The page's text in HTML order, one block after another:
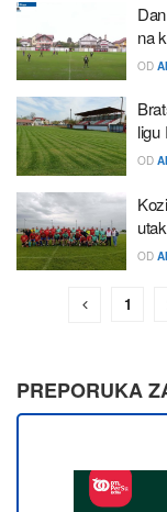
na
OD
ligu
OD
OD
1
PREPORUKA